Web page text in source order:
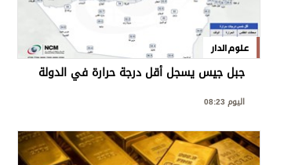
علوم الدار
جبل جيس يسجل أقل درجة حرارة في الدولة
اليوم 08:23